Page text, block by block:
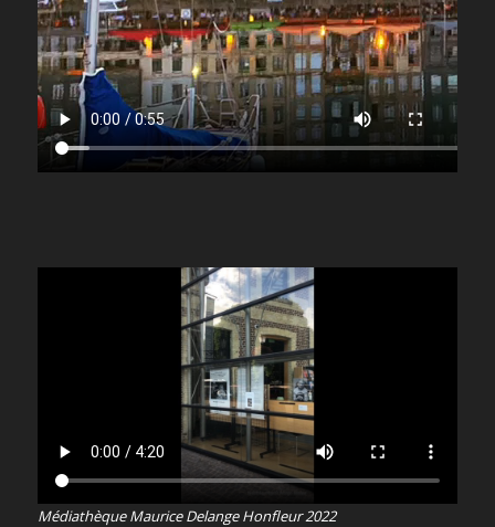
Médiathèque Maurice Delange Honfleur 2022